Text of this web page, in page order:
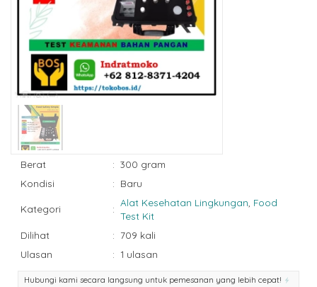
Berat : 300 gram
Kondisi
: Baru
Kategori :
Alat Kesehatan Lingkungan Food
Test Kit
Dilihat
: 709 kali
Ulasan
: 1 ulasan
Hubungi kami secara langsung untuk pemesanan yang lebih cepat!